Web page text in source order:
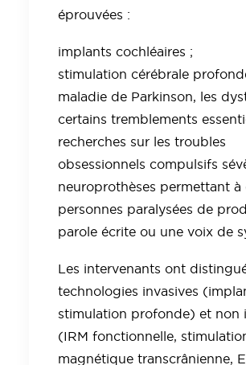
éprouvées :
implants cochléaires ;
stimulation cérébrale
maladie de Parkinson, les
certains tremblements
recherches sur les troubles
obsessionnels compulsifs
neuroprothèses permettant à
personnes paralysées de
parole écrite ou une voix de
Les intervenants ont
technologies invasives
stimulation profonde) et non
(IRM fonctionnelle,
magnétique transcrânienne,